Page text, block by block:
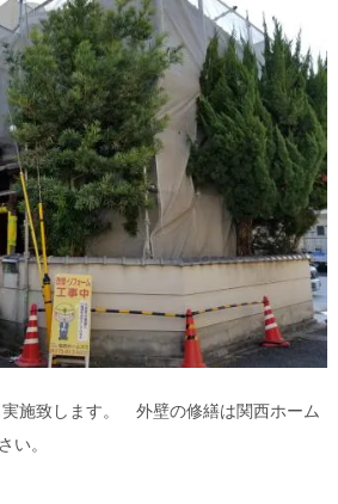
施致します。 外壁の修繕は関西ホーム
い。